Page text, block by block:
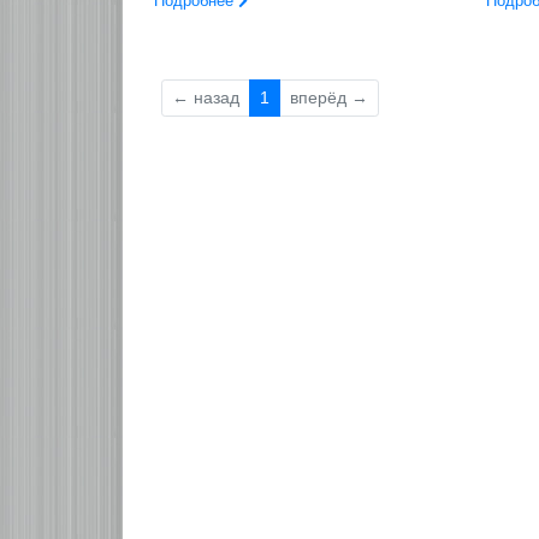
← назад 1 вперёд →